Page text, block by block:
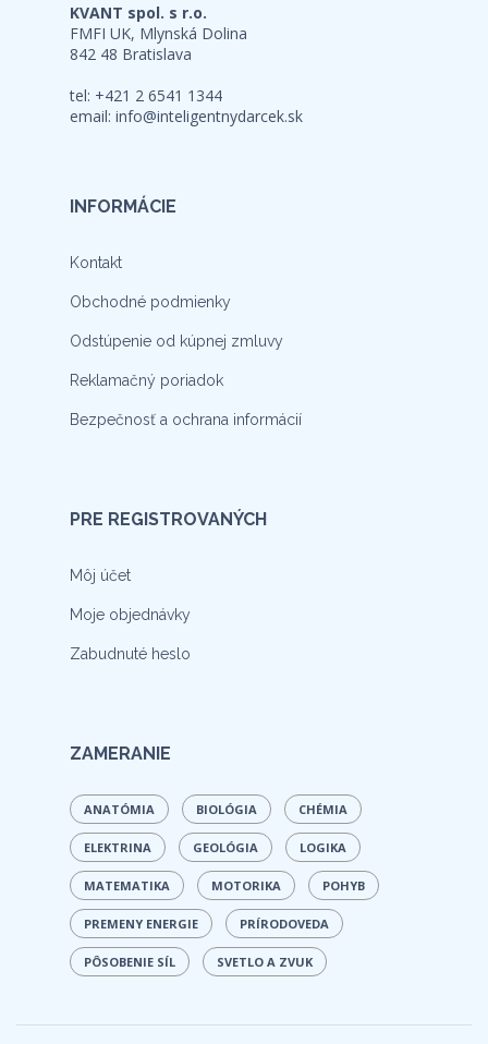
KVANT spol. s r.o.
FMFI UK, Mlynská Dolina
842 48 Bratislava
tel: +421 2 6541 1344
email: info@inteligentnydarcek.sk
INFORMÁCIE
Kontakt
Obchodné podmienky
Odstúpenie od kúpnej zmluvy
Reklamačný poriadok
Bezpečnosť a ochrana informácií
PRE REGISTROVANÝCH
Môj účet
Moje objednávky
Zabudnuté heslo
ZAMERANIE
ANATÓMIA BIOLÓGIA CHÉMIA
ELEKTRINA GEOLÓGIA LOGIKA
MATEMATIKA MOTORIKA POHYB
PREMENY ENERGIE PRÍRODOVEDA
PÔSOBENIE SÍL SVETLO A ZVUK